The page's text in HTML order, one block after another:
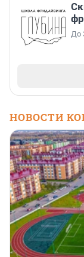
До
НОВОСТИ